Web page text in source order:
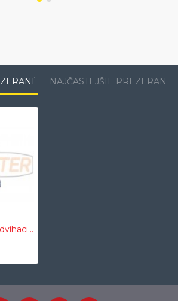
NAJČASTEJŠIE PREZERANÉ
060390 Upínací zdvíhaci popruh sivý 1m 3T